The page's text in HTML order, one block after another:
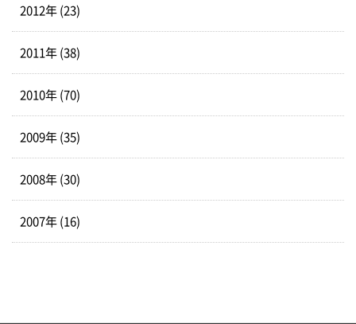
2012年 (23)
2011年 (38)
2010年 (70)
2009年 (35)
2008年 (30)
2007年 (16)